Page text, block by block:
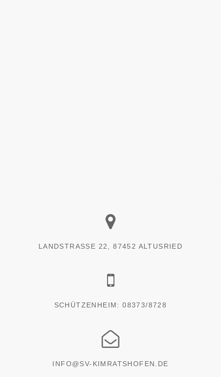
LANDSTRASSE 22, 87452 ALTUSRIED
SCHÜTZENHEIM: 08373/8728
INFO@SV-KIMRATSHOFEN.DE